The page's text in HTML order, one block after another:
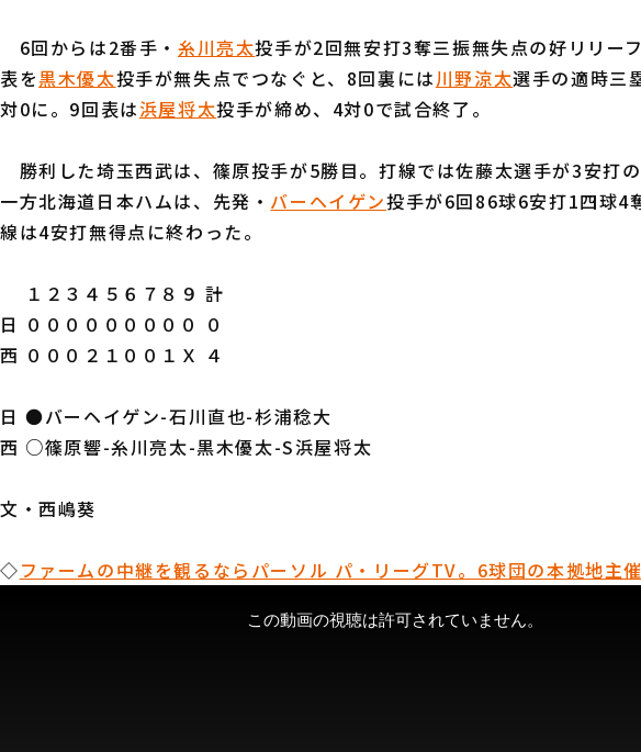
6回からは2番手・糸川亮太投手が2回無安打3奪三振無失点の好リリー
表を黒木優太投手が無失点でつなぐと、8回裏には川野涼太選手の適時三
対0に。9回表は浜屋将太投手が締め、4対0で試合終了。
勝利した埼玉西武は、篠原投手が5勝目。打線では佐藤太選手が3安打の
一方北海道日本ハムは、先発・ バーヘイゲン投手が6回86球6安打1四球4
線は4安打無得点に終わった。
１２３４５６７８９ 計
日 ０００００００００ ０
西 ０００２１００１Ｘ ４
日 ●バーヘイゲン-石川直也-杉浦稔大
西 ○篠原響-糸川亮太-黒木優太-S浜屋将太
文・西嶋葵
◇ファームの中継を観るならパーソル パ・リーグTV。6球団の本拠地主